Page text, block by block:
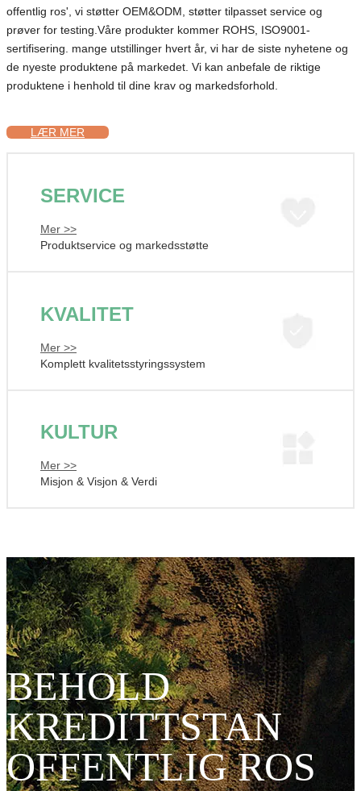
offentlig ros', vi støtter OEM&ODM, støtter tilpasset service og
prøver for testing.Våre produkter kommer ROHS, ISO9001-
sertifisering. mange utstillinger hvert år, vi har de siste nyhetene og
de nyeste produktene på markedet. Vi kan anbefale de riktige
produktene i henhold til dine krav og markedsforhold.
LÆR MER
SERVICE
Mer >>
Produktservice og markedsstøtte
KVALITET
Mer >>
Komplett kvalitetsstyringssystem
KULTUR
Mer >>
Misjon & Visjon & Verdi
BEHOLD
KREDITTSTAN
OFFENTLIG ROS